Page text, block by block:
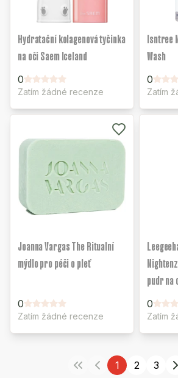
Hydratační kolagenová tyčinka
na oči Saem Iceland
0
Zatím žádné recenze
Isntree
Wash
0
Zatím
Joanna Vargas The Ritualní
mýdlo pro péči o pleť
0
Zatím žádné recenze
pudr na
0
Zatím
1 2 3